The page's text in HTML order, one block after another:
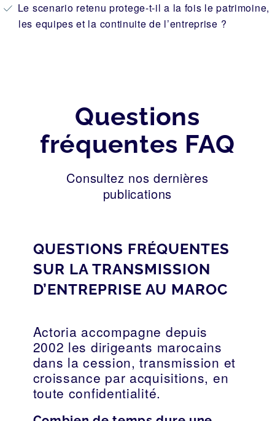
Le scenario retenu protege-t-il a la fois le patrimoine,
les equipes et la continuite de l’entreprise ?
Questions
fréquentes FAQ
Consultez nos dernières
publications
QUESTIONS FRÉQUENTES
SUR LA TRANSMISSION
D’ENTREPRISE AU MAROC
Actoria accompagne depuis
2002 les dirigeants marocains
dans la cession, transmission et
croissance par acquisitions, en
toute confidentialité.